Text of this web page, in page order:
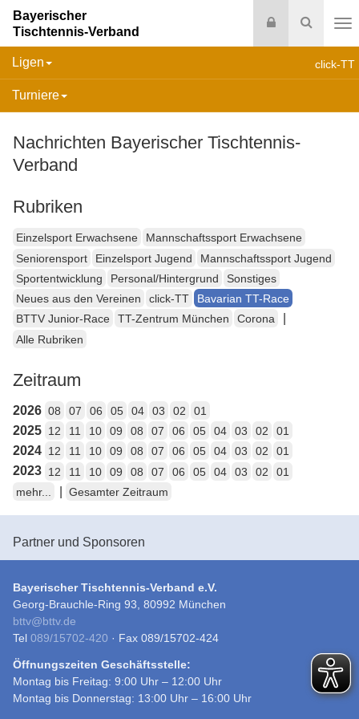
Suche
Login
Bayerischer
Tischtennis-Verband
click-TT
Ligen
Turniere
Nachrichten Bayerischer Tischtennis-
Verband
Rubriken
Einzelsport Erwachsene
Mannschaftssport Erwachsene
Seniorensport
Einzelsport Jugend
Mannschaftssport Jugend
Sportentwicklung
Personal/Hintergrund
Sonstiges
Neues aus den Vereinen
click-TT
Bavarian TT-Race
BTTV Junior-Race
TT-Zentrum München Corona
Alle Rubriken
Zeitraum
2026 08 07 06 05 04 03 02 01
2025 12 11 10 09 08 07 06 05 04 03 02 01
2024 12 11 10 09 08 07 06 05 04 03 02 01
2023 12 11 10 09 08 07 06 05 04 03 02
01
mehr...
Gesamter Zeitraum
Partner und Sponsoren
Bayerischer Tischtennis-Verband e.V.
Georg-Brauchle-Ring 93, 80992 München
bttv@bttv.de
Tel 089/15702-420 · Fax 089/15702-424
Öffnungszeiten Geschäftsstelle:
Montag bis Freitag: 9:00 Uhr – 12:00 Uhr
Montag bis Donnerstag: 13:00 Uhr – 16:00 Uhr